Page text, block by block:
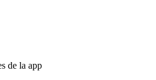
de la app